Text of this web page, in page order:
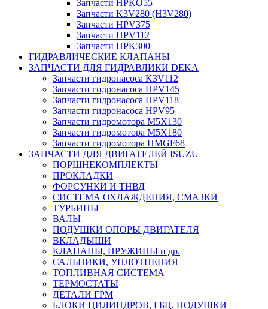
Запчасти HPKO55
Запчасти K3V280 (H3V280)
Запчасти HPV375
Запчасти HPV112
Запчасти HPK300
ГИДРАВЛИЧЕСКИЕ КЛАПАНЫ
ЗАПЧАСТИ ДЛЯ ГИДРАВЛИКИ DEKA
Запчасти гидронасоса K3V112
Запчасти гидронасоса HPV145
Запчасти гидронасоса HPV118
Запчасти гидронасоса HPV95
Запчасти гидромотора M5X130
Запчасти гидромотора M5X180
Запчасти гидромотора HMGF68
ЗАПЧАСТИ ДЛЯ ДВИГАТЕЛЕЙ ISUZU
ПОРШНЕКОМПЛЕКТЫ
ПРОКЛАДКИ
ФОРСУНКИ И ТНВД
СИСТЕМА ОХЛАЖДЕНИЯ, СМАЗКИ
ТУРБИНЫ
ВАЛЫ
ПОДУШКИ ОПОРЫ ДВИГАТЕЛЯ
ВКЛАДЫШИ
КЛАПАНЫ, ПРУЖИНЫ и др.
САЛЬНИКИ, УПЛОТНЕНИЯ
ТОПЛИВНАЯ СИСТЕМА
ТЕРМОСТАТЫ
ДЕТАЛИ ГРМ
БЛОКИ ЦИЛИНДРОВ, ГБЦ, ПОДУШКИ